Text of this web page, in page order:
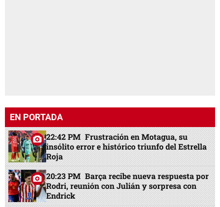
EN PORTADA
22:42 PM Frustración en Motagua, su
insólito error e histórico triunfo del Estrella
Roja
20:23 PM Barça recibe nueva respuesta por
Rodri, reunión con Julián y sorpresa con
Endrick